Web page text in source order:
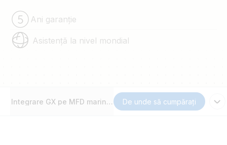
Ani garanție
Asistență la nivel mondial
Integrare GX pe MFD marin - RaymarineDe unde să cumpărați